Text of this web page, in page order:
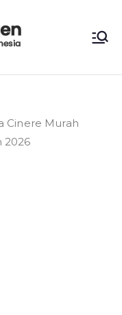
Pabri
Busa
Cinere Murah
2026